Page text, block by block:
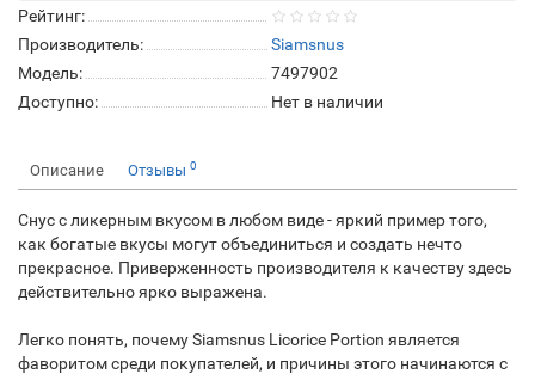
Рейтинг:
Производитель:
Siamsnus
Модель:
7497902
Доступно:
Нет в наличии
Описание Отзывы 0
Снус с ликерным вкусом в любом виде - яркий пример того,
как богатые вкусы могут объединиться и создать нечто
прекрасное. Приверженность производителя к качеству здесь
действительно ярко выражена.
Легко понять, почему Siamsnus Licorice Portion является
фаворитом среди покупателей, и причины этого начинаются с